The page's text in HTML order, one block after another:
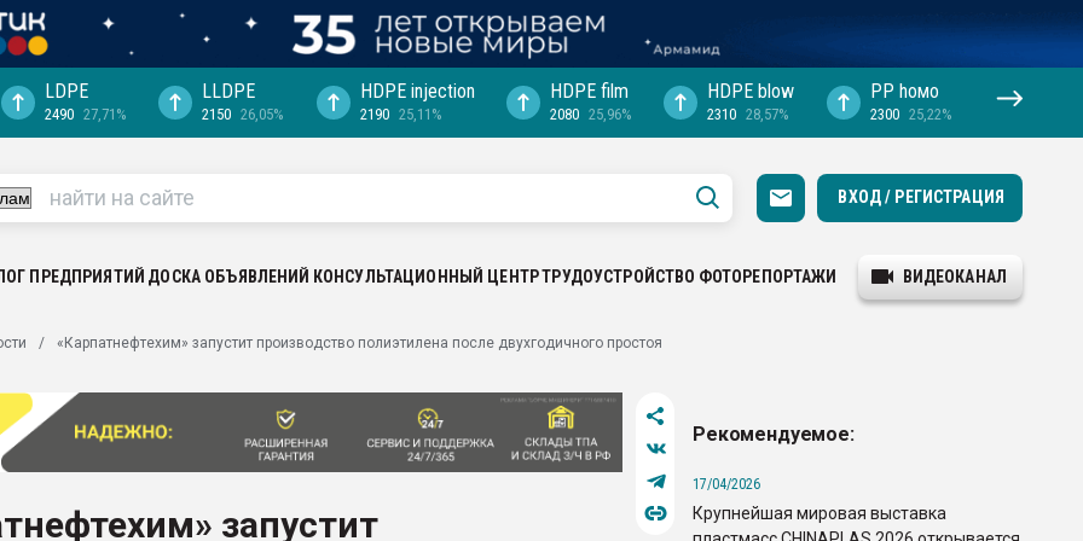
выходит на
рынке
LDPE
2490 27,71%
LLDPE
2150 26,05%
HDPE injection
2190 25,11%
HDPE film
2080 25,96%
HDPE blow
2310 28,57%
PP hомо
2300 25,22%
ВХОД / РЕГИСТРАЦИЯ
ПРЕДПРИЯТИЙ ДОСКА ОБЪЯВЛЕНИЙ КОНСУЛЬТАЦИОННЫЙ ЦЕНТРТРУДОУСТРОЙСТВО ФОТОРЕПОРТАЖИ ВИДЕОКАНАЛ
«Карпатнефтехим» запустит производство полиэтилена после двухгодичного простоя
запустит
Рекомендуемое:
17/04/2026
Крупнейшая мировая выставка